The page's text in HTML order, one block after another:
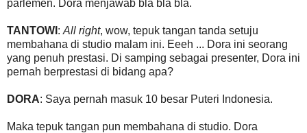
parlemen. Dora menjawab bla bla bla.
TANTOWI : All right, wow, tepuk tangan tanda setuju
membahana di studio malam ini. Eeeh ... Dora ini seorang
yang penuh prestasi. Di samping sebagai presenter, Dora ini
pernah berprestasi di bidang apa?
DORA: Saya pernah masuk 10 besar Puteri Indonesia.
Maka tepuk tangan pun membahana di studio. Dora